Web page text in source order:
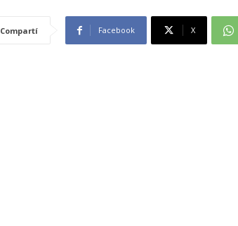
Compartí Facebook X